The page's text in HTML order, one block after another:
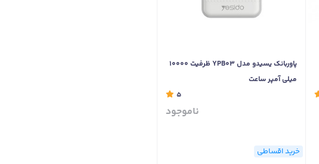
پاوربانک یسیدو مدل YPB03 ظرفیت 10000
میلی آمپر ساعت
5
ناموجود
خرید اقساطی